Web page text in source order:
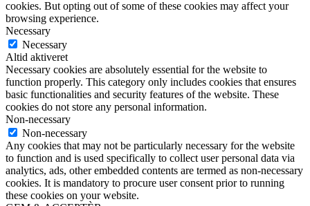
cookies. But opting out of some of these cookies may affect your
browsing experience.
Necessary
Necessary
Altid aktiveret
Necessary cookies are absolutely essential for the website to
function properly. This category only includes cookies that ensures
basic functionalities and security features of the website. These
cookies do not store any personal information.
Non-necessary
Non-necessary
Any cookies that may not be particularly necessary for the website
to function and is used specifically to collect user personal data via
analytics, ads, other embedded contents are termed as non-necessary
cookies. It is mandatory to procure user consent prior to running
these cookies on your website.